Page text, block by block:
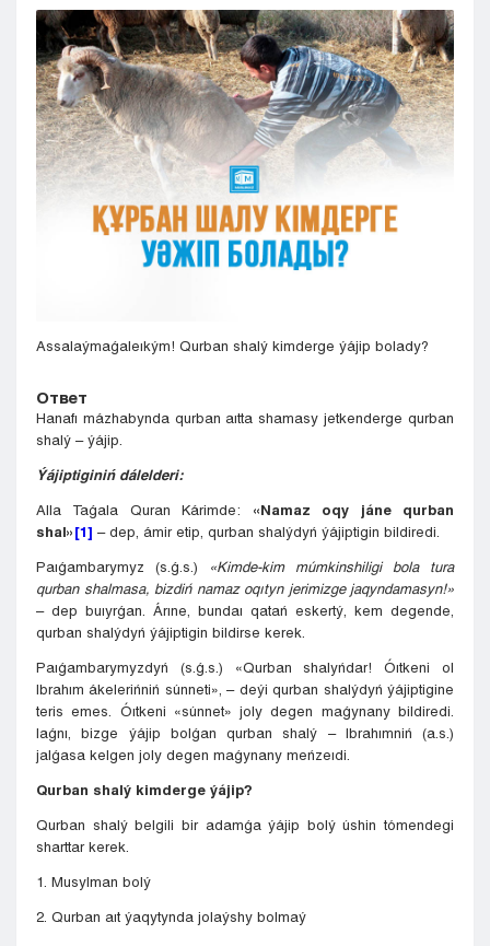
Kyzylorda
Pavlodar
Petropavlovsk
Semeı
Taldykorgan
Taraz
Týrkestan
Ýst-Kamenogorsk
Assalaýmaǵaleıkým! Qurban shalý kimderge ýájip bolady?
Ответ
Hanafı mázhabynda qurban aıtta shamasy jetkenderge qurban
shalý – ýájip.
Ýájiptiginiń dálelderi:
Alla Taǵala Quran Kárimde: «Namaz oqy jáne qurban
shal»[1] – dep, ámir etip, qurban shalýdyń ýájiptigin bildiredi.
Paıǵambarymyz (s.ǵ.s.)
«Kimde-kim múmkinshiligi bola tura
qurban shalmasa, bizdiń namaz oqıtyn jerimizge jaqyndamasyn!»
– dep buıyrǵan. Árıne, bundaı qatań eskertý, kem degende,
qurban shalýdyń ýájiptigin bildirse kerek.
Paıǵambarymyzdyń (s.ǵ.s.) «Qurban shalyńdar! Óıtkeni ol
Ibrahım ákelerińniń súnneti», – deýi qurban shalýdyń ýájiptigine
teris emes. Óıtkeni «súnnet» joly degen maǵynany bildiredi.
Iaǵnı, bizge ýájip bolǵan qurban shalý – Ibrahımniń (a.s.)
jalǵasa kelgen joly degen maǵynany meńzeıdi.
Qurban shalý kimderge ýájip?
Qurban shalý belgili bir adamǵa ýájip bolý úshin tómendegi
sharttar kerek.
1. Musylman bolý
2. Qurban aıt ýaqytynda jolaýshy bolmaý